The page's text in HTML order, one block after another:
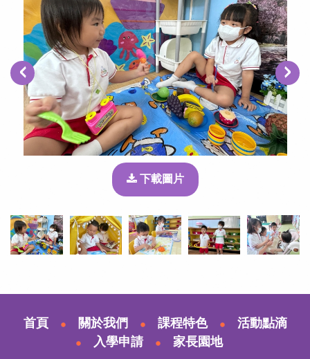
‹ ›
首頁 關於我們 課程特色
活動點滴
入學申請
家長園地